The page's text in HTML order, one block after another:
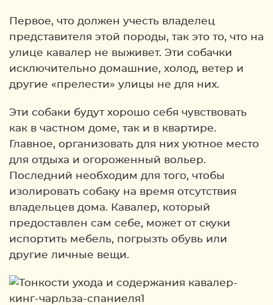
Первое, что должен учесть владелец
представителя этой породы, так это то, что на
улице кавалер не выживет. Эти собачки
исключительно домашние, холод, ветер и
другие «прелести» улицы не для них.
Эти собаки будут хорошо себя чувствовать
как в частном доме, так и в квартире.
Главное, организовать для них уютное место
для отдыха и огороженный вольер.
Последний необходим для того, чтобы
изолировать собаку на время отсутствия
владельцев дома. Кавалер, который
предоставлен сам себе, может от скуки
испортить мебель, погрызть обувь или
другие личные вещи.